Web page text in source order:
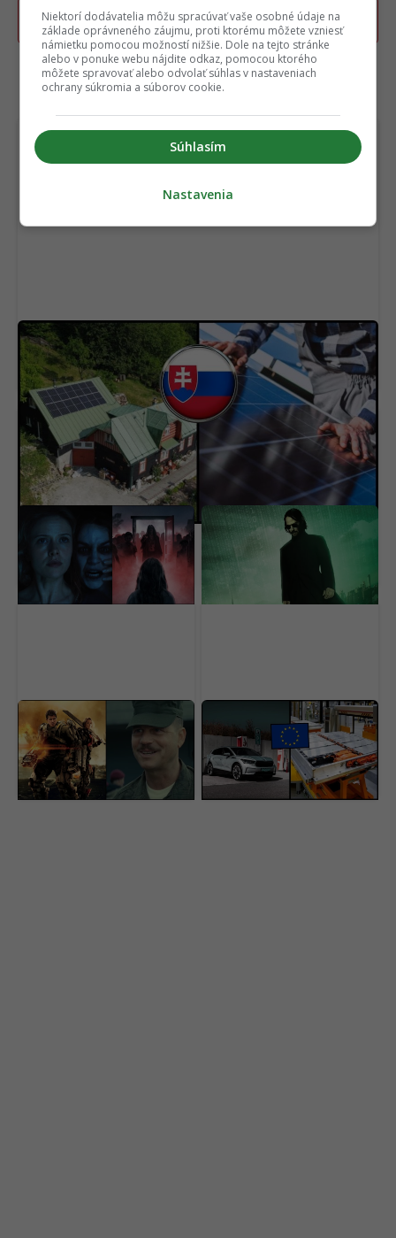
Poslať TIP redakcii na článok
TERAZ ČÍTAJÚ
Môže slovenský dom celoročne fungovať len z
energie zo slnka? Prepočet nám dal zaujímavú
odpoveď
Horor, ktorý desil celú
generáciu, je späť. Nový
film ukazuje čistú hrôzu
(VIDEO)
OFICIÁLNE: Matrix
dostane nový film,
hlavná hviezda sa
vyjadrila jasne
Výsmech divákom.
Netflix pridal do ponuky
geniálne filmy, pozrie si
ich málokto
Európska únia chce
zrušiť šedú zónu
elektromobilov. Prísne
nariadenie začne platiť
už tento rok
Niektorí dodávatelia môžu spracúvať vaše osobné údaje na
základe oprávneného záujmu, proti ktorému môžete vzniesť
námietku pomocou možností nižšie. Dole na tejto stránke
alebo v ponuke webu nájdite odkaz, pomocou ktorého
môžete spravovať alebo odvolať súhlas v nastaveniach
ochrany súkromia a súborov cookie.
Súhlasím
Nastavenia